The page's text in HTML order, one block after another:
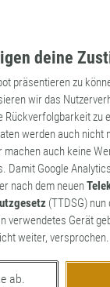
deine
präsentieren zu
wir das
Rückverfolgbarkeit zu
werden auch nicht
auch keine
Damit Google Analytics
nach dem neuen
(TTDSG)
verwendetes Gerät
weiter, versprochen.
ab.
Schweinerei.
von DJ Paul
29. September 2017